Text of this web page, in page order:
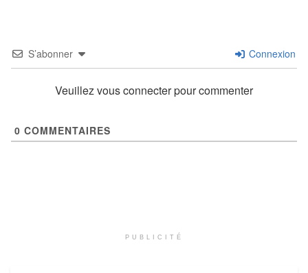
S’abonner Connexion
Veuillez vous connecter pour commenter
0 COMMENTAIRES
PUBLICITÉ